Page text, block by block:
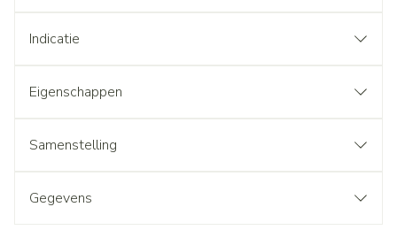
Indicatie
Eigenschappen
Samenstelling
Gegevens